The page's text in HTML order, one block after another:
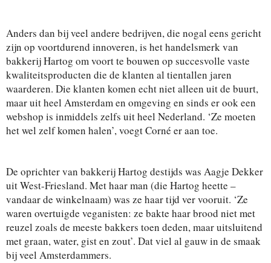
Anders dan bij veel andere bedrijven, die nogal eens gericht
zijn op voortdurend innoveren, is het handelsmerk van
bakkerij Hartog om voort te bouwen op succesvolle vaste
kwaliteitsproducten die de klanten al tientallen jaren
waarderen. Die klanten komen echt niet alleen uit de buurt,
maar uit heel Amsterdam en omgeving en sinds er ook een
webshop is inmiddels zelfs uit heel Nederland. ‘Ze moeten
het wel zelf komen halen’, voegt Corné er aan toe.
De oprichter van bakkerij Hartog destijds was Aagje Dekker
uit West-Friesland. Met haar man (die Hartog heette –
vandaar de winkelnaam) was ze haar tijd ver vooruit. ‘Ze
waren overtuigde veganisten: ze bakte haar brood niet met
reuzel zoals de meeste bakkers toen deden, maar uitsluitend
met graan, water, gist en zout’. Dat viel al gauw in de smaak
bij veel Amsterdammers.